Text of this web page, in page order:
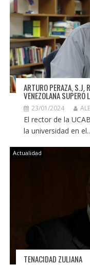
ARTURO PERAZA, S.J.
VENEZOLANA
23/01/2024
El rector de la
la universidad en
Actualidad
TENACIDAD ZULIANA